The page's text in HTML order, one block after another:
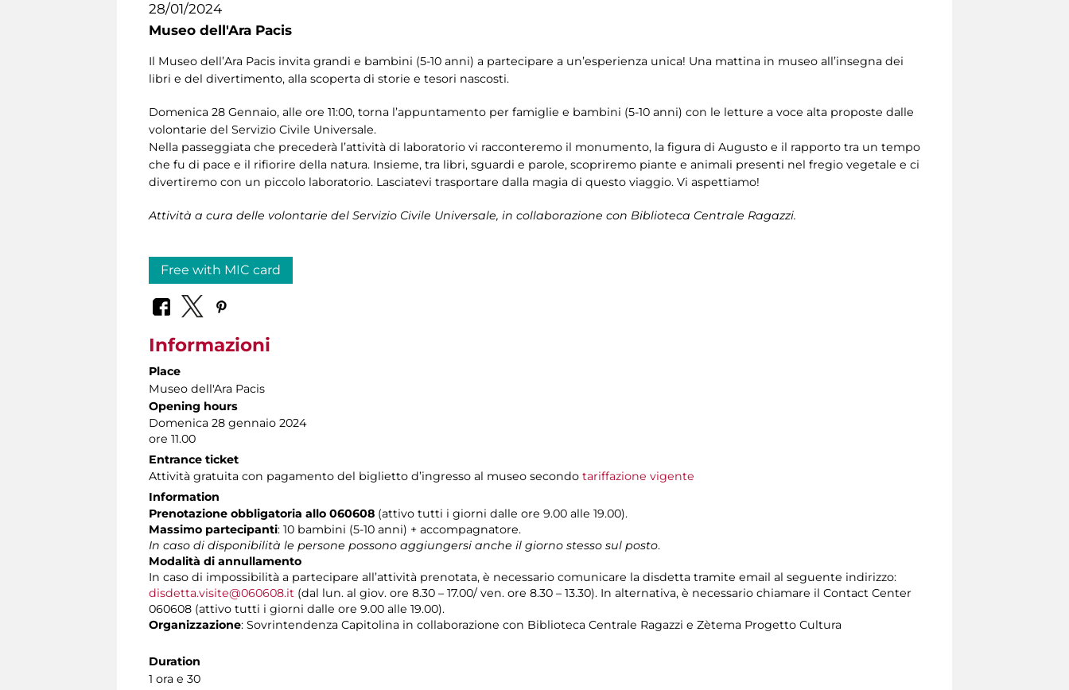
28/01/2024
Museo dell'Ara Pacis
Il Museo dell’Ara Pacis invita grandi e bambini (5-10 anni) a partecipare a un’esperienza unica! Una mattina in museo all’insegna dei
libri e del divertimento, alla scoperta di storie e tesori nascosti.
Domenica 28 Gennaio, alle ore 11:00, torna l’appuntamento per famiglie e bambini (5-10 anni) con le letture a voce alta proposte dalle
volontarie del Servizio Civile Universale.
Nella passeggiata che precederà l’attività di laboratorio vi racconteremo il monumento, la figura di Augusto e il rapporto tra un tempo
che fu di pace e il rifiorire della natura. Insieme, tra libri, sguardi e parole, scopriremo piante e animali presenti nel fregio vegetale e ci
divertiremo con un piccolo laboratorio. Lasciatevi trasportare dalla magia di questo viaggio. Vi aspettiamo!
Attività a cura delle volontarie del Servizio Civile Universale, in collaborazione con Biblioteca Centrale Ragazzi.
Free with MIC card
Informazioni
Place
Museo dell'Ara Pacis
Opening hours
Domenica 28 gennaio 2024
ore 11.00
Entrance ticket
Attività gratuita con pagamento del biglietto d’ingresso al museo secondo tariffazione vigente
Information
Prenotazione obbligatoria allo 060608 (attivo tutti i giorni dalle ore 9.00 alle 19.00).
Massimo partecipanti: 10 bambini (5-10 anni) + accompagnatore.
In caso di disponibilità le persone possono aggiungersi anche il giorno stesso sul posto.
Modalità di annullamento
In caso di impossibilità a partecipare all’attività prenotata, è necessario comunicare la disdetta tramite email al seguente indirizzo:
disdetta.visite@060608.it (dal lun. al giov. ore 8.30 – 17.00/ ven. ore 8.30 – 13.30). In alternativa, è necessario chiamare il Contact Center
060608 (attivo tutti i giorni dalle ore 9.00 alle 19.00).
Organizzazione: Sovrintendenza Capitolina in collaborazione con Biblioteca Centrale Ragazzi e Zètema Progetto Cultura
Duration
1 ora e 30